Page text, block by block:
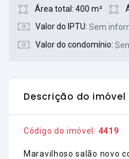
Área total: 400 m²
Valor do IPTU: Sem
Valor do condomínio:
Descrição do imóvel
Código do imóvel: 4419
Maravilhoso salão novo